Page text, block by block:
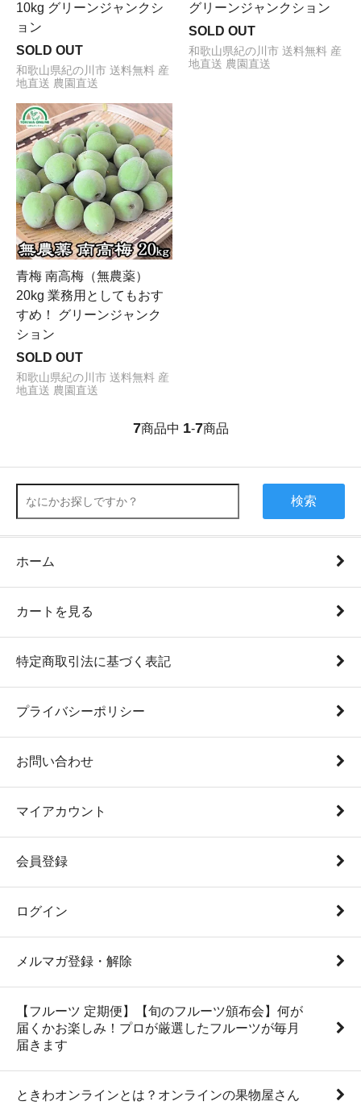
10kg グリーンジャンクシ
ョン
SOLD OUT
和歌山県紀の川市 送料無料 産
地直送 農園直送
グリーンジャンクション
SOLD OUT
和歌山県紀の川市 送料無料 産
地直送 農園直送
青梅 南高梅（無農薬）
20kg 業務用としてもおす
すめ！ グリーンジャンク
ション
SOLD OUT
和歌山県紀の川市 送料無料 産
地直送 農園直送
7商品中 1-7商品
検索
ホーム
カートを見る
特定商取引法に基づく表記
プライバシーポリシー
お問い合わせ
マイアカウント
会員登録
ログイン
メルマガ登録・解除
【フルーツ 定期便】【旬のフルーツ頒布会】何が
届くかお楽しみ！プロが厳選したフルーツが毎月
届きます
ときわオンラインとは？オンラインの果物屋さん